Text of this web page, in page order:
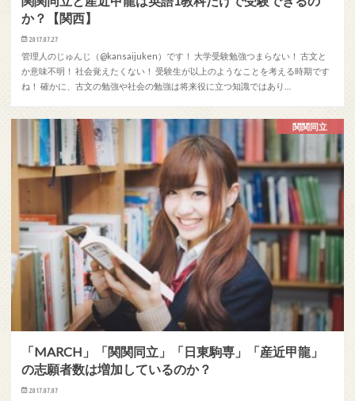
か？【関西】
2017.07.27
管理人のじゅんじ（@kansaijuken）です！ 大学受験勉強つまらない！ 古文と
か意味不明！ 社会覚えたくない！ 受験生が以上のようなことを考える時期です
ね！ 確かに、古文の勉強や社会の勉強は将来役に立つ知識ではあり…
関関同立
「MARCH」「関関同立」「日東駒専」「産近甲龍」
の志願者数は増加しているのか？
2017.07.07